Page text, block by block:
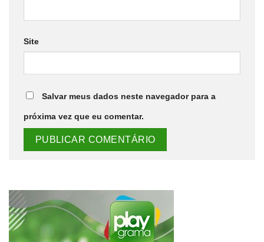
Site
Salvar meus dados neste navegador para a
próxima vez que eu comentar.